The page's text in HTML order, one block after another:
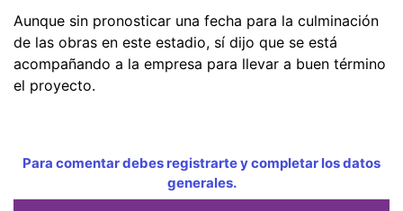
Aunque sin pronosticar una fecha para la culminación
de las obras en este estadio, sí dijo que se está
acompañando a la empresa para llevar a buen término
el proyecto.
Para comentar debes registrarte y completar los datos
generales.